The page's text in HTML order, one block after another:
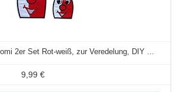
2er Set Rot-weiß, zur Veredelung, DIY ...
9,99 €